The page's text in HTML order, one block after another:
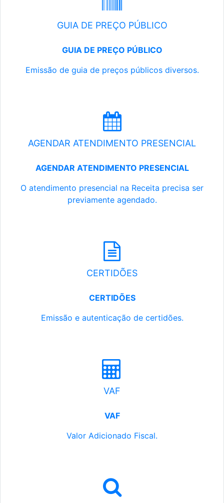
GUIA DE PREÇO PÚBLICO
GUIA DE PREÇO PÚBLICO
Emissão de guia de preços públicos diversos.
AGENDAR ATENDIMENTO PRESENCIAL
AGENDAR ATENDIMENTO PRESENCIAL
O atendimento presencial na Receita precisa ser
previamente agendado.
CERTIDÕES
CERTIDÕES
Emissão e autenticação de certidões.
VAF
VAF
Valor Adicionado Fiscal.